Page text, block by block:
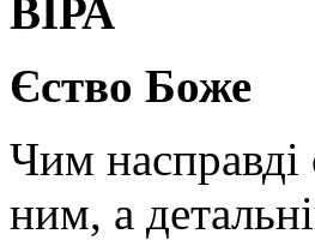
ВІРА
Єство Боже
Чим насправді
ним, а